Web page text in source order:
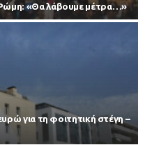
«Θα λάβουμε μέτρα…»
για τη φοιτητική στέγη –